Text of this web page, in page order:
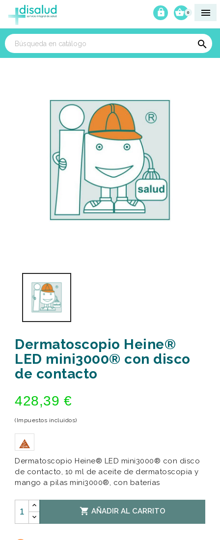

0



Dermatoscopio Heine®
LED mini3000® con disco
de contacto
428,39 €
(Impuestos incluidos)
Dermatoscopio Heine® LED mini3000® con disco
de contacto, 10 ml de aceite de dermatoscopia y
mango a pilas mini3000®, con baterías
 AÑADIR AL CARRITO